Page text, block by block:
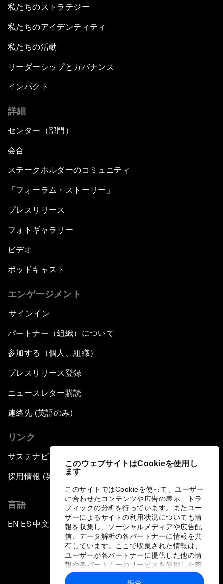
このウェブサイトはCookieを使用し
ます
このサイトではCookieを使って、ユーザー
に合わせたコンテンツや広告の表示、トラ
フィックの分析を行っています。またユー
ザーによるサイトの利用状況についても情
報を収集し、ソーシャルメディアや広告配
信、データ解析の各パートナーに情報を共
有しています。ここで収集された情報は、
ユーザーが各パートナーに提供した他の情
報や各パートナーのサービスを使用した際
に収集された情報と組み合わされ、各パー
拒否
私たちのストラテジー
私たちのアイデンティティ
私たちの活動
リーダーシップとガバナンス
インパクト
詳細
センター（部門）
会合
ステークホルダーのコミュニティ
「フォーラム・ストーリー」
プレスリリース
フォトギャラリー
ビデオ
ポッドキャスト
エンゲージメント
サインイン
パートナー（組織）について
参加する（個人、組織）
プレスリリース登録
ニュースレター購読
連絡先 (英語のみ)
リンク
サステナビリティへの取り組み
採用情報 (英語のみ)
言語
EN ▪ ES▪中文▪ 日本語